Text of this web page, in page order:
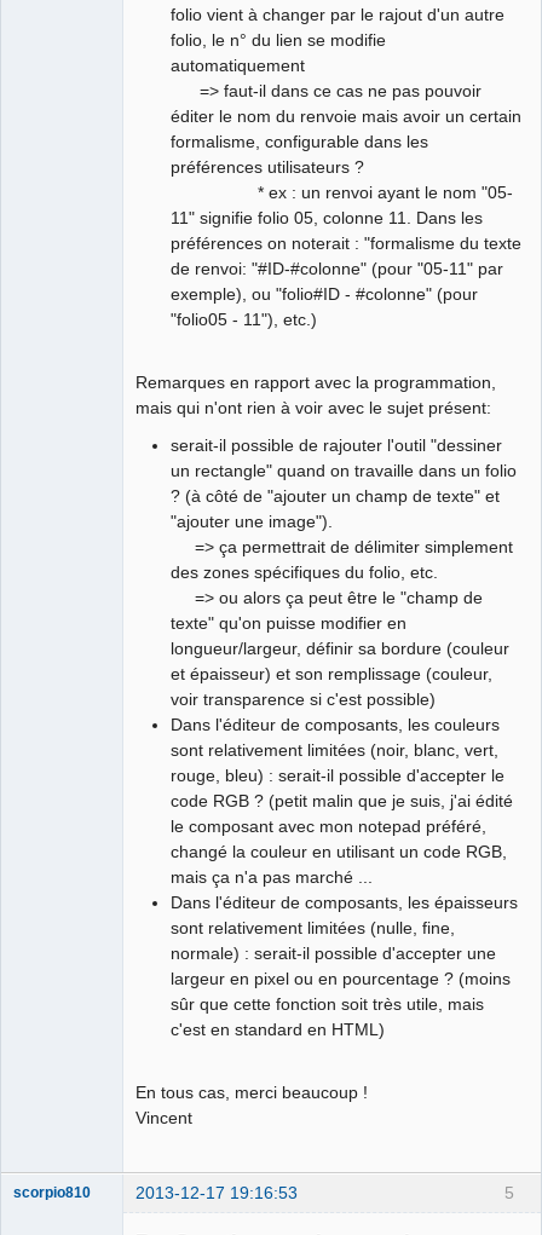
folio vient à changer par le rajout d'un autre
folio, le n° du lien se modifie
automatiquement
=> faut-il dans ce cas ne pas pouvoir
éditer le nom du renvoie mais avoir un certain
formalisme, configurable dans les
préférences utilisateurs ?
* ex : un renvoi ayant le nom "05-
11" signifie folio 05, colonne 11. Dans les
préférences on noterait : "formalisme du texte
de renvoi: "#ID-#colonne" (pour "05-11" par
exemple), ou "folio#ID - #colonne" (pour
"folio05 - 11"), etc.)
Remarques en rapport avec la programmation,
mais qui n'ont rien à voir avec le sujet présent:
serait-il possible de rajouter l'outil "dessiner
un rectangle" quand on travaille dans un folio
? (à côté de "ajouter un champ de texte" et
"ajouter une image").
=> ça permettrait de délimiter simplement
des zones spécifiques du folio, etc.
=> ou alors ça peut être le "champ de
texte" qu'on puisse modifier en
longueur/largeur, définir sa bordure (couleur
et épaisseur) et son remplissage (couleur,
voir transparence si c'est possible)
Dans l'éditeur de composants, les couleurs
sont relativement limitées (noir, blanc, vert,
rouge, bleu) : serait-il possible d'accepter le
code RGB ? (petit malin que je suis, j'ai édité
le composant avec mon notepad préféré,
changé la couleur en utilisant un code RGB,
mais ça n'a pas marché ...
Dans l'éditeur de composants, les épaisseurs
sont relativement limitées (nulle, fine,
normale) : serait-il possible d'accepter une
largeur en pixel ou en pourcentage ? (moins
sûr que cette fonction soit très utile, mais
c'est en standard en HTML)
En tous cas, merci beaucoup !
Vincent
5
scorpio810 2013-12-17 19:16:53